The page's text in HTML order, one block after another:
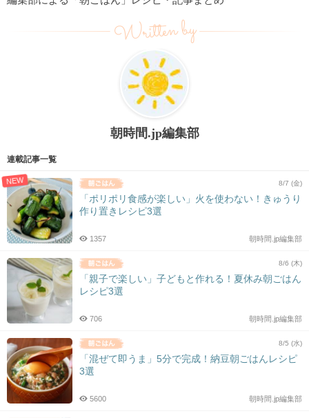
Written by
朝時間.jp編集部
連載記事一覧
NEW 8/7 (金)
「ポリポリ食感が楽しい」火を使わない！きゅうり
作り置きレシピ3選
朝時間.jp編集部
1357
8/6 (木)
「親子で楽しい」子どもと作れる！夏休み朝ごはん
レシピ3選
朝時間.jp編集部
706
8/5 (水)
「混ぜて即うま」5分で完成！納豆朝ごはんレシピ
3選
朝時間.jp編集部
5600